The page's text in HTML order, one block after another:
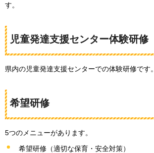
す。
児童発達支援センター体験研修
県内の児童発達支援センターでの体験研修です。
希望研修
5つのメニューがあります。
希望研修（適切な保育・安全対策）